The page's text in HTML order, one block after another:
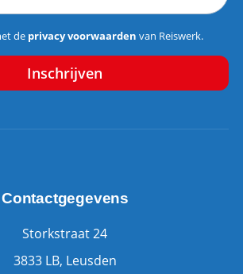
de privacy voorwaarden van Reiswerk.
Contactgegevens
Storkstraat 24
3833 LB, Leusden